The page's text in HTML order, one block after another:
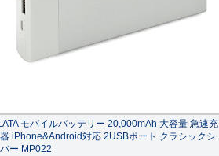
モバイルバッテリー 20,000mAh 大容量 急速充
iPhone&Android対応 2USBポート クラシックシ
ー MP022